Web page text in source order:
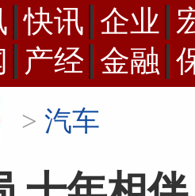
快讯 企业
产经 金融
> 汽车